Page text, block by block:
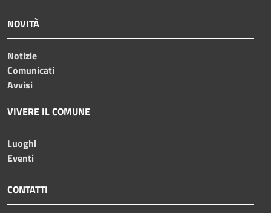
NOVITÀ
Notizie
Comunicati
Avvisi
VIVERE IL COMUNE
Luoghi
Eventi
CONTATTI